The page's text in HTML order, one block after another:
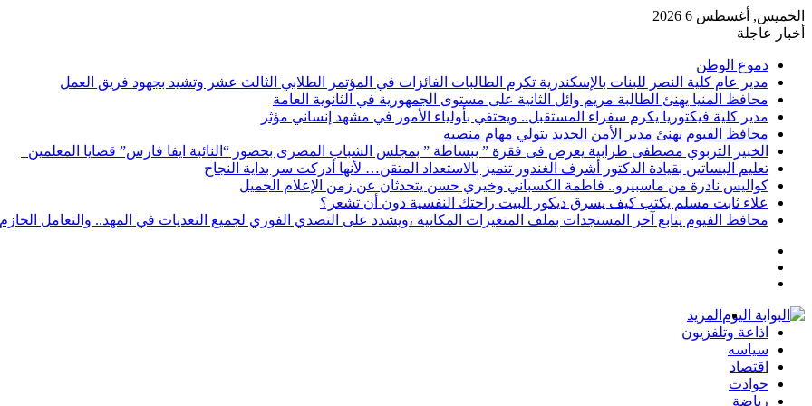
الخميس, أغسطس 6 2026
أخبار عاجلة
دموع الوطن
مدير عام كلية النصر للبنات بالإسكندرية تكرم الطالبات الفائزات في المؤتمر الطلابي الثالث عشر وتشيد بجهود فريق العمل
محافظ المنيا يهنئ الطالبة مريم وائل الثانية على مستوى الجمهورية في الثانوية العامة
مدير كلية فيكتوريا يكرم سفراء المستقبل.. ويحتفي بأولياء الأمور في مشهد إنساني مؤثر
محافظ الفيوم يهنئ مدير الأمن الجديد بتولي مهام منصبه
الخبير التربوي مصطفى طرابية يعرض فى فقرة ” ببساطة ” بمجلس الشباب المصرى بحضور “النائبة ايفا فارس” قضايا المعلمين
تعليم البساتين بقيادة الدكتور أشرف الغندور تتميز بالاستعداد المتقن… لأنها أدركت سر بداية النجاح
كواليس نادرة من ماسبيرو.. فاطمة الكسباني وخيري حسن يتحدثان عن زمن الإعلام الجميل
علاء ثابت مسلم يكتب كيف يسرق ديكور البيت راحتك النفسية دون أن تشعر؟
محافظ الفيوم يتابع آخر المستجدات بملف المتغيرات المكانية ،ويشدد على التصدي الفوري لجميع التعديات في المهد.. والتعامل الحازم
المزيد
اذاعة وتلفزيون
سياسه
اقتصاد
حوادث
رياضة